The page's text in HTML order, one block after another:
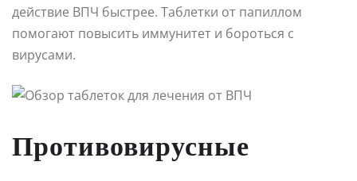
действие ВПЧ быстрее. Таблетки от папиллом
помогают повысить иммунитет и бороться с
вирусами.
Противовирусные